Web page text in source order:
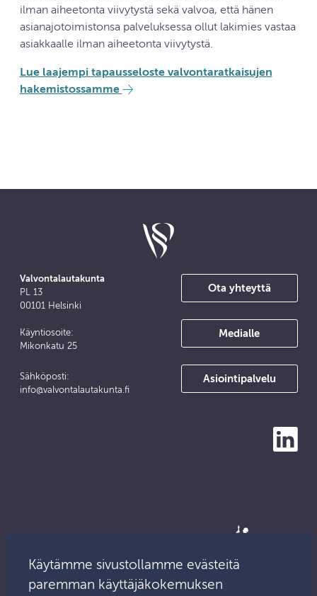
ilman aiheetonta viivytystä sekä valvoa, että hänen
asianajotoimistonsa palveluksessa ollut lakimies vastaa
asiakkaalle ilman aiheetonta viivytystä.
Lue laajempi tapausseloste valvontaratkaisujen
hakemistossamme
Valvontalautakunta
PL 13
00101 Helsinki
Käyntiosoite:
Mikonkatu 25
Sähköposti:
info@valvontalautakunta.fi
Ota yhteyttä
Medialle
Asiointipalvelu
Käytämme sivustollamme evästeitä
paremman käyttäjäkokemuksen